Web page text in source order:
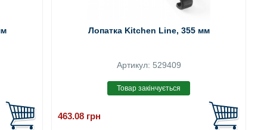
Лопатка Kitchen Line, 355 мм
Артикул: 529409
463.08 грн